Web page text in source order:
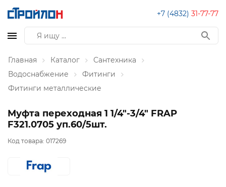
+7 (4832) 31-77-77
Главная Каталог
Сантехника
Водоснабжение
Фитинги
Фитинги металлические
Муфта переходная 1 1/4"-3/4" FRAP
F321.0705 уп.60/5шт.
Код товара: 017269